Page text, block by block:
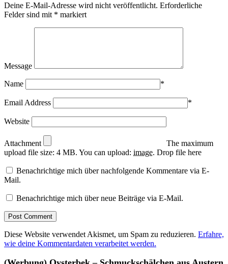
Deine E-Mail-Adresse wird nicht veröffentlicht. Erforderliche
Felder sind mit * markiert
Message
Name *
Email Address *
Website
Attachment
The maximum
upload file size: 4 MB. You can upload: image. Drop file here
Benachrichtige mich über nachfolgende Kommentare via E-
Mail.
Benachrichtige mich über neue Beiträge via E-Mail.
Diese Website verwendet Akismet, um Spam zu reduzieren. Erfahre,
wie deine Kommentardaten verarbeitet werden.